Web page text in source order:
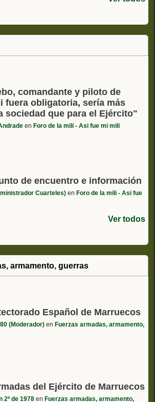
comandante y piloto de
fuera obligatoria, sería más
sociedad que para el Ejército"
en Foro de la mili - Asi fue mi mili
de encuentro e información
Cuarteles) en Foro de la mili - Asi fue
Ver todos
armamento, guerras
Español de Marruecos
(Moderador) en Fuerzas armadas, armamento,
del Ejército de Marruecos
2º de 1978 en Fuerzas armadas, armamento,